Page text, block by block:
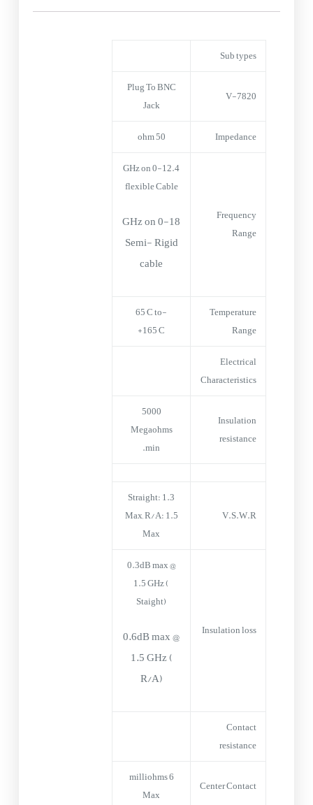
Sub types
V-7820
Plug To BNC
Jack
Impedance
50 ohm
Frequency
Range
0-12.4 GHz on
flexible Cable
0-18 GHz on
Semi- Rigid
cable
Temperature
Range
-65°C to
+165°C
Electrical
Characteristics
Insulation
resistance
5000
Megaohms
min.
V.S.W.R
Straight: 1.3
Max, R/A: 1.5
Max
Insulation loss
0.3dB max @
1.5 GHz (
Staight)
0.6dB max @
1.5 GHz (
R/A)
Contact
resistance
Center Contact
6 milliohms
Max